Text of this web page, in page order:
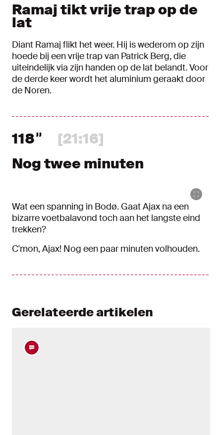
Ramaj tikt vrije trap op de
lat
Diant Ramaj flikt het weer. Hij is wederom op zijn
hoede bij een vrije trap van Patrick Berg, die
uiteindelijk via zijn handen op de lat belandt. Voor
de derde keer wordt het aluminium geraakt door
de Noren.
118
[21:16]
Nog twee minuten
Wat een spanning in Bodø. Gaat Ajax na een
bizarre voetbalavond toch aan het langste eind
trekken?
C'mon, Ajax! Nog een paar minuten volhouden.
Gerelateerde artikelen